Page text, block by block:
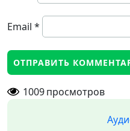
Email *
1009просмотров